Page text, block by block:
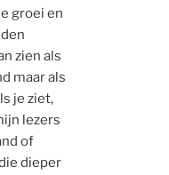
groei en
zien als
maar als
je ziet,
lezers
of
dieper